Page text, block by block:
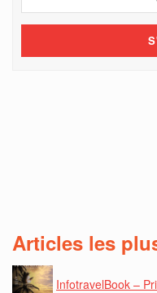
Articles les
InfotravelBook –